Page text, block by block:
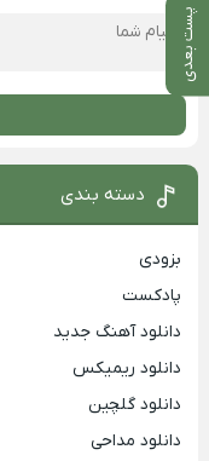
پست بعدی
دسته بندی
بزودی
پادکست
دانلود آهنگ جدید
دانلود ریمیکس
دانلود گلچین
دانلود مداحی